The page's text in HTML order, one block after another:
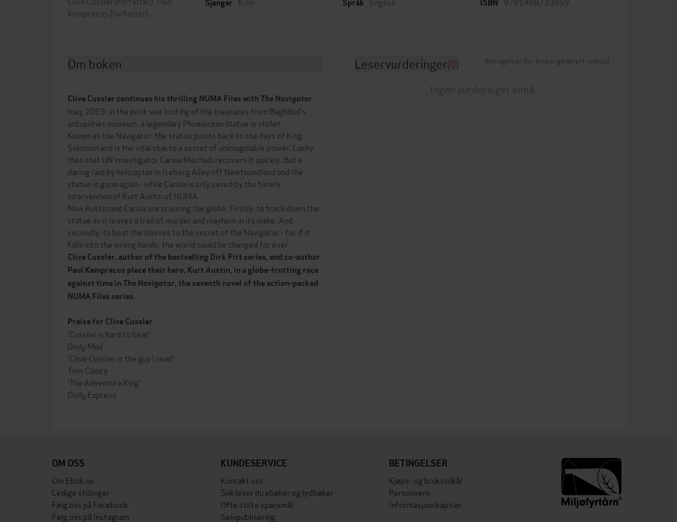
Kemprecos (forfatter)
Sjanger Språk ISBN
Om boken
Clive Cussler continues his thrilling NUMA Files with The Navigator.
Iraq, 2003: in the post-war looting of the treasures from Baghdad's
antiquities museum, a legendary Phoenicean statue is stolen . . .
Known as the Navigator, the statue points back to the days of King
Solomon and is the vital clue to a secret of unimaginable power. Lucky
then that UN investigator Carina Mechadi recovers it quickly. But a
daring raid by helicopter in Iceberg Alley off Newfoundland and the
statue is gone again - while Carina is only saved by the timely
intervention of Kurt Austin of NUMA.
Now Austin and Carina are scouring the globe. Firstly, to track down the
statue as it leaves a trail of murder and mayhem in its wake. And,
secondly, to beat the thieves to the secret of the Navigator - for if it
falls into the wrong hands, the world could be changed for ever.
Clive Cussler, author of the bestselling Dirk Pitt series, and co-author
Paul Kemprecos place their hero, Kurt Austin, in a globe-trotting race
against time in The Navigator, the seventh novel of the action-packed
NUMA Files series.
Praise for Clive Cussler
'Cussler is hard to beat'
Daily Mail
'Clive Cussler is the guy I read'
Tom Clancy
'The Adventure King'
Daily Express
Leservurderinger(0) Betingelser for brukergenerert innhold
Ingen vurderinger ennå
OM OSS
Om Ebok.no
Ledige stillinger
Følg oss på Facebook
Følg oss på Instagram
KUNDESERVICE
Kontakt oss
Slik leser du ebøker og lydbøker
Ofte stilte spørsmål
Selvpublisering
BETINGELSER
Kjøps- og bruksvilkår
Personvern
Informasjonskapsler